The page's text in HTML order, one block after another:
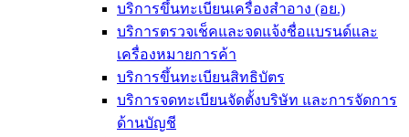
บริการขึ้นทะเบียนเครื่องสำอาง (อย.)
บริการตรวจเช็คและจดแจ้งชื่อแบรนด์และ
เครื่องหมายการค้า
บริการขึ้นทะเบียนสิทธิบัตร
บริการจดทะเบียนจัดตั้งบริษัท และการจัดการ
ด้านบัญชี